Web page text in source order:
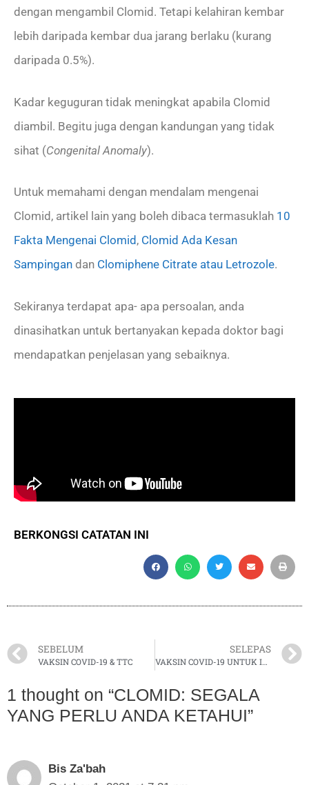
dengan mengambil Clomid. Tetapi kelahiran kembar
lebih daripada kembar dua jarang berlaku (kurang
daripada 0.5%).
Kadar keguguran tidak meningkat apabila Clomid
diambil. Begitu juga dengan kandungan yang tidak
sihat (Congenital Anomaly).
Untuk memahami dengan mendalam mengenai
Clomid, artikel lain yang boleh dibaca termasuklah 10
Fakta Mengenai Clomid , Clomid Ada Kesan
Sampingan dan Clomiphene Citrate atau Letrozole.
Sekiranya terdapat apa- apa persoalan, anda
dinasihatkan untuk bertanyakan kepada doktor bagi
mendapatkan penjelasan yang sebaiknya.
BERKONGSI CATATAN INI
SEBELUM
VAKSIN COVID-19 & TTC
SELEPAS
VAKSIN COVID-19 UNTUK IBU MENGANDUNG?
1 thought on “CLOMID: SEGALA
YANG PERLU ANDA KETAHUI”
Bis Za'bah